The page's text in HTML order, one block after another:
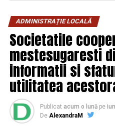
Pavajele de tip Romb 3D
Design inovator și
rombului creează un
dând senzația de
culori și modele, ce
ADMINISTRAȚIE LOCALĂ
Societatile
mestesugaresti
informatii si
utilitatea
Publicat acum o lună pe
De AlexandraM